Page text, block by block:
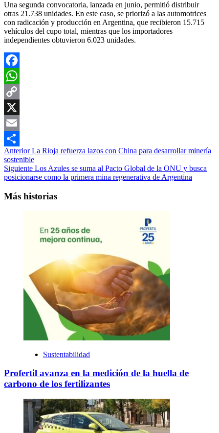
Una segunda convocatoria, lanzada en junio, permitió distribuir
otras 21.738 unidades. En este caso, se priorizó a las automotrices
con radicación y producción en Argentina, que recibieron 15.715
vehículos del cupo total, mientras que los importadores
independientes obtuvieron 6.023 unidades.
Facebook
WhatsApp
Copy
Link
X
Email
Compartir
Navegación
de
entradas
AnteriorLa Rioja refuerza lazos con China para desarrollar minería
sostenible
Siguiente Los Azules se suma al Pacto Global de la ONU y busca
posicionarse como la primera mina regenerativa de Argentina
Más historias
Sustentabilidad
Profertil avanza en la medición de la huella de
carbono de los fertilizantes